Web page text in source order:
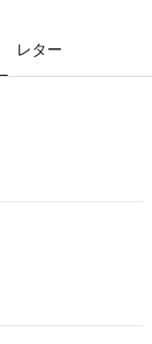
レター